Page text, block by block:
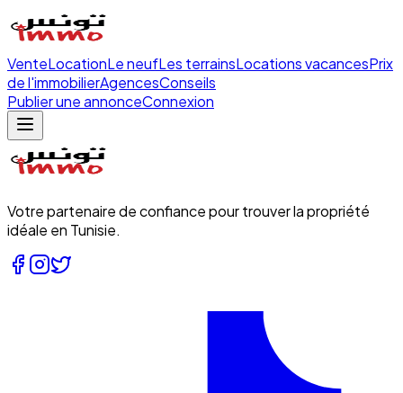
VenteLocationLe neufLes terrainsLocations vacancesPrix
de l'immobilierAgencesConseils
Publier une annonceConnexion
Votre partenaire de confiance pour trouver la propriété
idéale en Tunisie.